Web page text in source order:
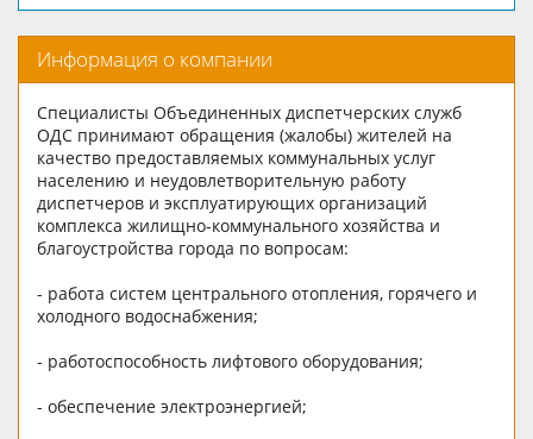
Информация о компании
Специалисты Объединенных диспетчерских служб
ОДС принимают обращения (жалобы) жителей на
качество предоставляемых коммунальных услуг
населению и неудовлетворительную работу
диспетчеров и эксплуатирующих организаций
комплекса жилищно-коммунального хозяйства и
благоустройства города по вопросам:
- работа систем центрального отопления, горячего и
холодного водоснабжения;
- работоспособность лифтового оборудования;
- обеспечение электроэнергией;